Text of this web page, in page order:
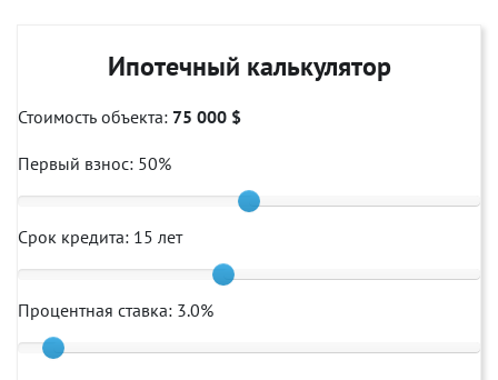
Ипотечный калькулятор
Стоимость объекта: 75 000 $
Первый взнос: 50%
Срок кредита: 15 лет
Процентная ставка: 3.0%